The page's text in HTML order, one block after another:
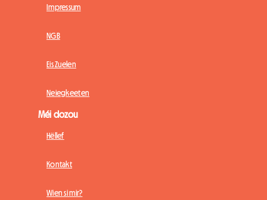
Impressum
NGB
Eis Zuelen
Neiegkeeten
Méi dozou
Hëllef
Kontakt
Wien si mir?